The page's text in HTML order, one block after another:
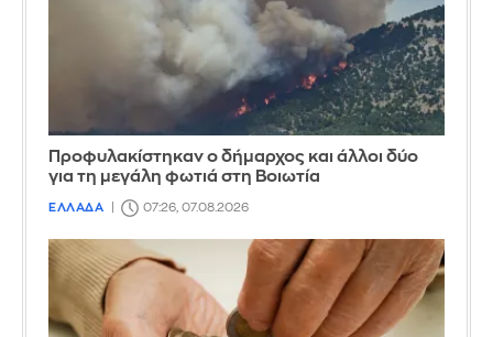
Προφυλακίστηκαν ο δήμαρχος και άλλοι δύο
για τη μεγάλη φωτιά στη Βοιωτία
ΕΛΛΑΔΑ 07:26, 07.08.2026